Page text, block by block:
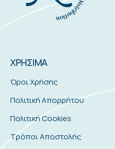
ΧΡΗΣΙΜΑ
Όροι Χρήσης
Πολιτική Απορρήτου
Πολιτική Cookies
Τρόποι Αποστολής